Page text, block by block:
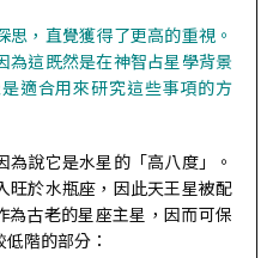
，直覺獲得了更高的重視。
為這既然是在神智占星學背景
適合用來研究這些事項的方
說它是水星的「高八度」。
旺於水瓶座，因此天王星被配
為古老的星座主星，因而可保
階的部分：